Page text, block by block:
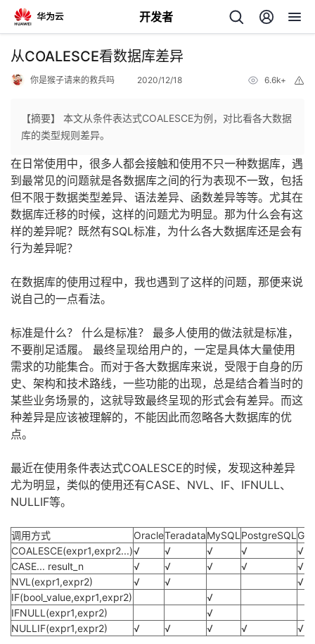
开发者
返
个
人
主
我
的
发
者
我
的
客
我
论
坛
的
圈
子
我
的
直
播
我
的
活
动
我
的
关
我
的
我
从COALESCE看数据库差异
你是猴子请来的救兵吗 2020/12/18 6.6k+
【摘要】 本文从条件表达式COALESCE为例，对比看各大数据
库的类型规则差异。
在日常使用中，很多人都会接触和使用不只一种数据库，遇
到最常见的问题就是各数据库之间的行为表现不一致，包括
但不限于数据类型差异、语法差异、函数差异等等。尤其在
数据库迁移的时候，这样的问题尤为明显。那为什么会有这
样的差异呢？既然有SQL标准，为什么各大数据库还是会有
行为差异呢？
在数据库的使用过程中，我也遇到了这样的问题，那便来说
说自己的一点看法。
标准是什么？ 什么是标准？ 最多人使用的做法就是标准，
不要削足适履。 最终呈现给用户的，一定是具体大量使用
需求的功能集合。而对于各大数据库来说， 受限于自身的历
史、架构和技术路线，一些功能的出现，总是结合着当时的
某些业务场景的，这就导致最终呈现的形式会有差异。而这
种差异是应该被理解的，不能因此而忽略各大数据库的优
点。
最近在使用条件表达式COALESCE的时候，发现这种差异
尤为明显， 类似的使用还有CASE、NVL、IF、IFNULL、
NULLIF等。
调用方式 OracleTeradataMySQL PostgreSQL
COALESCE(expr1,expr2...)√ √ √ √
√
CASE... result_n
√ √ √ √
√
NVL (expr1,expr2) √ √
√
IF(bool_value,expr1,expr2)
√
IFNULL (expr1,expr2)
√
NULLIF(expr1,expr2) √ √ √ √ √